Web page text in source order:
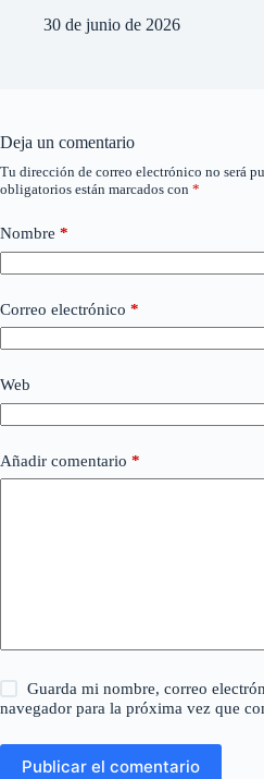
30 de junio de 2026
Deja un comentario
Tu dirección de correo electrónico no será
obligatorios están marcados con *
Nombre *
Correo electrónico *
Web
Añadir comentario *
Guarda mi nombre, correo
navegador para la próxima vez que
Publicar el comentario